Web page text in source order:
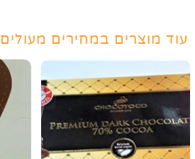
עוד מוצרים במחירים מעולים